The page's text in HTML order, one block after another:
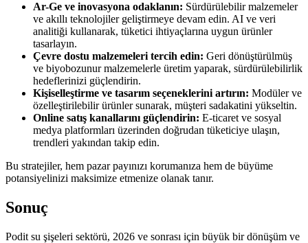
Ar-Ge ve inovasyona odaklanın: Sürdürülebilir malzemeler
ve akıllı teknolojiler geliştirmeye devam edin. AI ve veri
analitiği kullanarak, tüketici ihtiyaçlarına uygun ürünler
tasarlayın.
Çevre dostu malzemeleri tercih edin: Geri dönüştürülmüş
ve biyobozunur malzemelerle üretim yaparak, sürdürülebilirlik
hedeflerinizi güçlendirin.
Kişiselleştirme ve tasarım seçeneklerini artırın: Modüler ve
özelleştirilebilir ürünler sunarak, müşteri sadakatini yükseltin.
Online satış kanallarını güçlendirin: E-ticaret ve sosyal
medya platformları üzerinden doğrudan tüketiciye ulaşın,
trendleri yakından takip edin.
Bu stratejiler, hem pazar payınızı korumanıza hem de büyüme
potansiyelinizi maksimize etmenize olanak tanır.
Sonuç
Podit su şişeleri sektörü, 2026 ve sonrası için büyük bir dönüşüm ve